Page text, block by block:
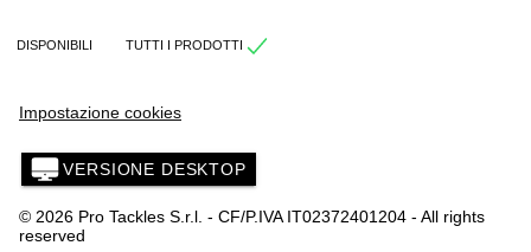
DISPONIBILI TUTTI I PRODOTTI
Impostazione cookies
VERSIONE DESKTOP
© 2026 Pro Tackles S.r.l. - CF/P.IVA IT02372401204 - All rights
reserved